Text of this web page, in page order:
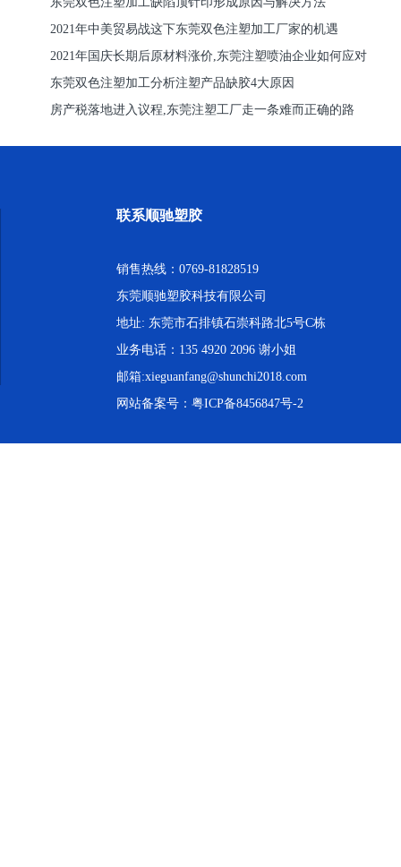
2021年中美贸易战这下东莞双色注塑加工厂家的机遇
2021年国庆长期后原材料涨价,东莞注塑喷油企业如何应对
东莞双色注塑加工分析注塑产品缺胶4大原因
房产税落地进入议程,东莞注塑工厂走一条难而正确的路
联系顺驰塑胶
销售热线：0769-81828519
东莞顺驰塑胶科技有限公司
地址: 东莞市石排镇石崇科路北5号C栋
业务电话：135 4920 2096 谢小姐
邮箱:xieguanfang@shunchi2018.com
网站备案号： 粤ICP备8456847号-2